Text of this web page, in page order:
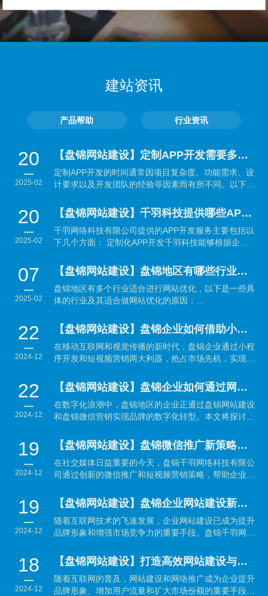
建站资讯
产品帮助 行业资讯
20
2025-02
【盘锦网站建设】定制APP开发需要多长时间？
定制APP开发的时间通常因项目复杂度、功能需求、设
计要求以及开发团队的经验等因素而有所不同。以下是
20
2025-02
【盘锦网站建设】千羽科技提供哪些APP开发服务？
千羽网络科技有限公司提供的APP开发服务主要包括以
下几个方面： 定制化APP开发千羽科技能够根据企业
07
2025-02
【盘锦网站建设】盘锦地区有哪些行业适合做网站优化？
盘锦地区有多个行业适合进行网站优化，以下是一些具
体的行业及其适合做网站优化的原因：...
22
2024-12
【盘锦网站建设】盘锦企业如何借助小程序开发与短视频营销抢占市场先机？
在移动互联网和视觉传播的新时代，盘锦企业通过小程
序开发和短视频营销两大利器，抢占市场先机，实现品
22
2024-12
【盘锦网站建设】盘锦企业如何通过网站建设与微信营销实现数字化转型？
在数字化浪潮中，盘锦地区的企业正通过盘锦网站建设
和盘锦微信营销实现品牌的数字化转型。本文将探讨如
19
2024-12
【盘锦网站建设】盘锦微信推广新策略：结合短视频营销引爆品牌传播
在社交媒体日益重要的今天，盘锦千羽网络科技有限公
司通过创新的微信推广和短视频营销策略，帮助企业有
19
2024-12
【盘锦网站建设】盘锦企业网站建设新趋势：提升品牌形象与用户体验并重
随着互联网技术的飞速发展，企业网站建设已成为提升
品牌形象和增强市场竞争力的重要手段。盘锦千羽网络
18
2024-12
【盘锦网站建设】打造高效网站建设与网络推广策略：企业制胜数字时代的秘籍
随着互联网的普及，网站建设和网络推广成为企业提升
品牌形象、增加用户流量和扩大市场份额的重要手段。